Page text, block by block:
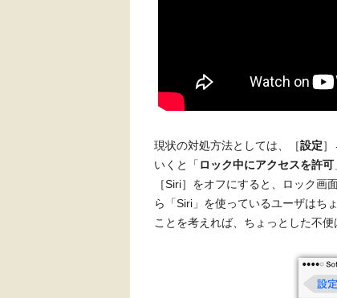
現状の対処方法としては、［設定
いくと「 ロック中にアクセスを許可
［Siri］をオフにすると、ロック
ら「Siri」を使っているユーザはち
ことを考えれば、ちょっとした不便